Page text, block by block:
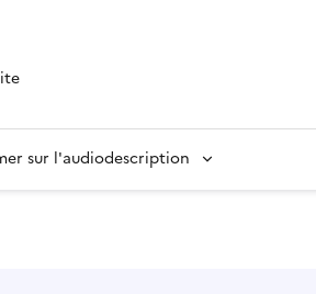
sur l'audiodescription